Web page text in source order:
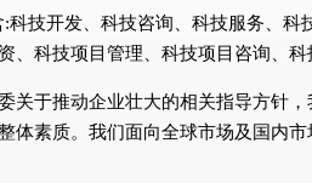
技开发、科技咨询、科技服务、科
科技项目管理、科技项目咨询、
于推动企业壮大的相关指导方针
素质。我们面向全球市场及国内